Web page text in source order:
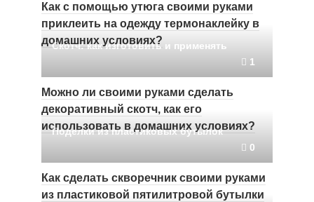
Как с помощью утюга своими руками
приклеить на одежду термонаклейку в
домашних условиях?
Скотч: как изготовить и применять
1
Можно ли своими руками сделать
декоративный скотч, как его
использовать в домашних условиях?
Поделки из пластиковых бутылок
0
Как сделать скворечник своими руками
из пластиковой пятилитровой бутылки